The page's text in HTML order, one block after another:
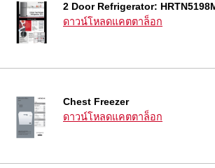
2 Door Refrigerator:
ดาวน์โหลดแคตตาล็อก
Chest Freezer
ดาวน์โหลดแคตตาล็อก